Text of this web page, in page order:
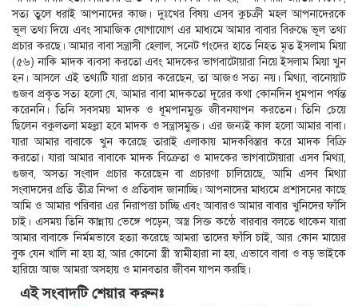
সত্য তুলে ধরাই আপনাদের কাজ। দুঃখের বিষয় এসব কুচক্রী মহল আপনাদেরকে
ভূল তথ্য দিয়ে এবং সামাজিক যোগাযোগ এর মাধ্যমে আমার বাবার বিরুদ্ধে ভূল তথ্য
প্রচার করছে। আমার বাবা সন্ত্রাসী হেলাল, সনেট গংদের হাতে নিহত মৃত ইসলাম মিয়া
(৫৬) নাকি মাদক ব্যবসা করতো এবং মাদকের ভাগবাটোয়ারা নিয়ে ইসলাম মিয়া খুন
হন। আসলে এই তথ্যটি যারা প্রচার করেছেন, তা আজও সত্য নয়। মিথ্যা, বানোয়াট
গুজব প্রকৃত সত্য হলো যে, আমার বাবা মাদকতো দূরের কথা কোনদিন ধূমপান পর্যন্ত
করেননি। তিনি সবসময় মাদক ও ধূমপানমুক্ত জীবনযাপন করতেন। তিনি চেয়ে
ছিলেন বকুলতলা মহল্লা হবে মাদক ও সন্ত্রাসমুক্ত। এর জন্যই কাল হলো আমার বাবা।
যারা আমার বাবাকে খুন করেছে তারাই এলাকায় মাদকবিস্তার করে মাদক বিক্রি
করতো। যারা আমার বাবাকে মাদক বিক্রেতা ও মাদকের ভাগবাটোয়ারা এসব মিথ্যা,
গুজব, অসত্য সংবাদ প্রচার করেছেন বা প্রচারণা চালিয়েছে, আমি এসব মিথ্যা
সংবাদদের প্রতি তীব্র নিন্দা ও প্রতিবাদ জানাচ্ছি। আপনাদের মাধ্যমে প্রশাসনের কাছে
আমি ও আমার পরিবার এর নিরাপত্তা চাচ্ছি এবং আবারও আমার বাবার খুনিদের ফাঁসি
চাই। এসময় তিনি কান্নায় ভেঙ্গে পড়েন, অস্ত্র সিক্ত কন্ঠে বারবার বলতে থাকেন যারা
আমার বাবাকে নির্মমভাবে হত্যা করেছে আমরা তাদের ফাঁসি চাই, আর কোন মায়ের
বুক যেন খালি না হয় হা, আর কোনো স্ত্রী স্বামীহারা না হয়, এভাবে বাবা ও বড় ভাইকে
হারিয়ে আজ আমরা অসহায় ও মানবতার জীবন যাপন করছি।
এই সংবাদটি শেয়ার করুনঃ